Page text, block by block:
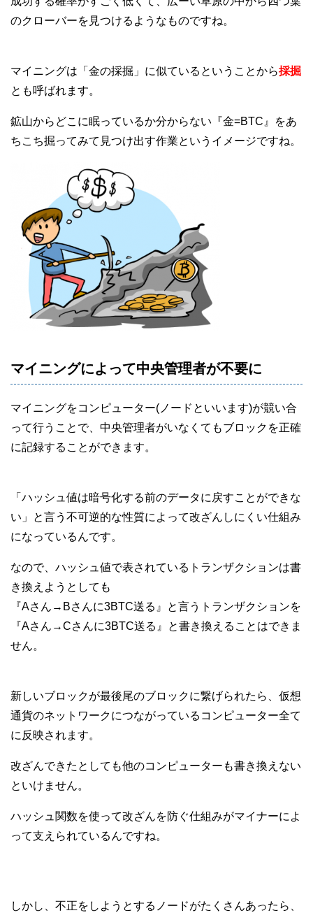
のクローバーを見つけるようなものですね。
マイニングは「金の採掘」に似ているということから採掘
とも呼ばれます。
鉱山からどこに眠っているか分からない『金=BTC』をあ
ちこち掘ってみて見つけ出す作業というイメージですね。
マイニングによって中央管理者が不要に
マイニングをコンピューター(ノードといいます)が競い合
って行うことで、中央管理者がいなくてもブロックを正確
に記録することができます。
「ハッシュ値は暗号化する前のデータに戻すことができな
い」と言う不可逆的な性質によって改ざんしにくい仕組み
になっているんです。
なので、ハッシュ値で表されているトランザクションは書
き換えようとしても
『Aさん→Bさんに3BTC送る』と言うトランザクションを
『Aさん→Cさんに3BTC送る』と書き換えることはできま
せん。
新しいブロックが最後尾のブロックに繋げられたら、仮想
通貨のネットワークにつながっているコンピューター全て
に反映されます。
改ざんできたとしても他のコンピューターも書き換えない
といけません。
ハッシュ関数を使って改ざんを防ぐ仕組みがマイナーによ
って支えられているんですね。
しかし、不正をしようとするノードがたくさんあったら、